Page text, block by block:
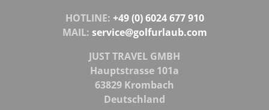
HOTLINE: +49 (0) 6024 677 910
MAIL: service@golfurlaub.com
JUST TRAVEL GMBH
Hauptstrasse 101a
63829 Krombach
Deutschland